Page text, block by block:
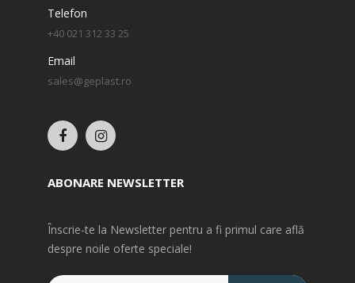
Telefon
+40 021 312 33 25
Email
sales@geplast.ro
ABONARE NEWSLETTER
Înscrie-te la Newsletter pentru a fi primul care află
despre noile oferte speciale!